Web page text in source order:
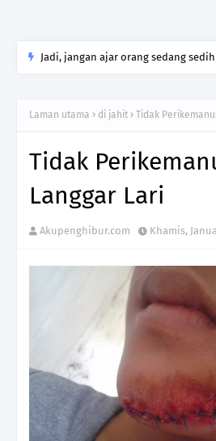
Jadi, jangan ajar orang sedang
Laman utama di jahit Tidak
Tidak
Langgar Lari
Akupenghibur.com Khamis,